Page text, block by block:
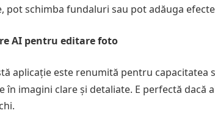
pot schimba fundaluri sau pot adăuga
AI pentru editare foto
aplicație este renumită pentru
în imagini clare și detaliate. E perfectă dacă